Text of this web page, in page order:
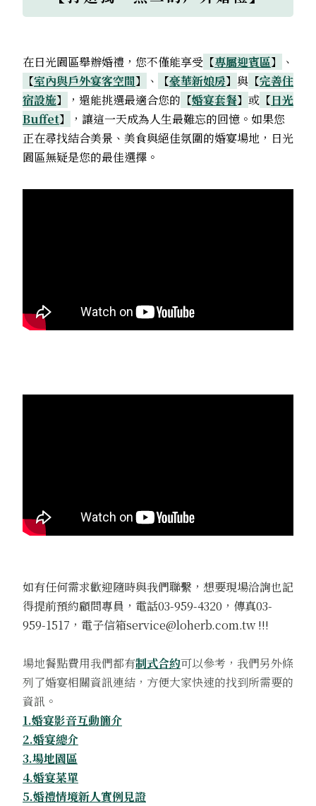
在日光園區舉辦婚禮，您不僅能享受 【專屬迎賓區】
、
【室內與戶外宴客空間】 、 【豪華新娘房】 與 【完善住
宿設施】 ，還能挑選最適合您的 【婚宴套餐】 或 【日光
Buffet】
，讓這一天成為人生最難忘的回憶。如果您
正在尋找結合美景、美食與絕佳氛圍的婚宴場地，日光
園區無疑是您的最佳選擇。
如有任何需求歡迎隨時與我們聯繫，想要現場洽詢也記
得提前預約顧問專員，電話03-959-4320，傳真03-
959-1517，電子信箱service@loherb.com.tw !!!
場地餐點費用我們都有制式合約可以參考，我們另外條
列了婚宴相關資訊連結，方便大家快速的找到所需要的
資訊。
1.婚宴影音互動簡介
2.婚宴總介
3.場地園區
4.婚宴菜單
5.婚禮情境新人實例見證